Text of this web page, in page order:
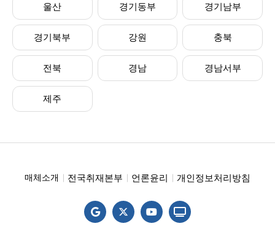
울산 경기동부 경기남부
경기북부 강원 충북
전북 경남 경남서부
제주
매체소개 전국취재본부 언론윤리 개인정보처리방침